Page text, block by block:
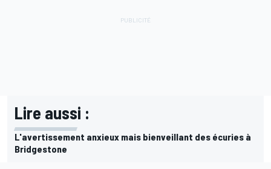
Lire aussi :
L'avertissement anxieux mais bienveillant des écuries à
Bridgestone